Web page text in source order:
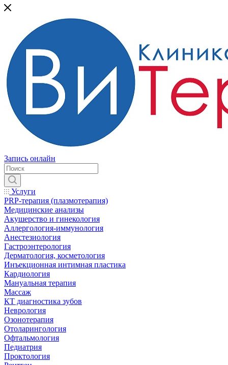
Запись онлайн
Услуги
PRP-терапия (плазмотерапия)
Медицинские анализы
Акушерство и гинекология
Аллергология-иммунология
Анестезиология
Гастроэнтерология
Дерматология, косметология
Инъекционная интимная пластика
Кардиология
Мануальная терапия
Массаж
КТ диагностика зубов
Неврология
Озонотерапия
Отоларингология
Офтальмология
Педиатрия
Проктология